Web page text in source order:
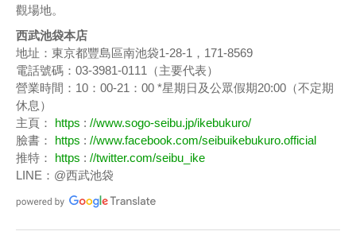
觀場地。
西武池袋本店
地址：東京都豐島區南池袋1-28-1，171-8569
電話號碼：03-3981-0111（主要代表）
營業時間：10：00-21：00 *星期日及公眾假期20:00（不定期
休息）
主頁： https : //www.sogo-seibu.jp/ikebukuro/
臉書： https : //www.facebook.com/seibuikebukuro.official
推特： https : //twitter.com/seibu_ike
LINE：@西武池袋